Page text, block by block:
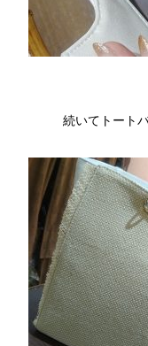
続いてトート